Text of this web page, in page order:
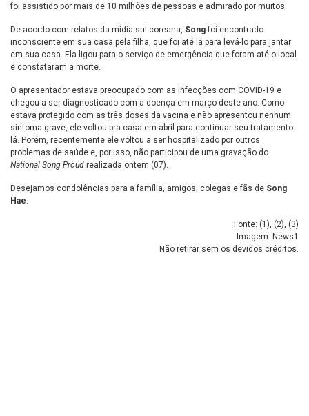
foi assistido por mais de 10 milhões de pessoas e admirado por muitos.
De acordo com relatos da mídia sul-coreana, Songfoi encontrado
inconsciente em sua casa pela filha, que foi até lá para levá-lo para jantar
em sua casa. Ela ligou para o serviço de emergência que foram até o local
e constataram a morte.
O apresentador estava preocupado com as infecções com COVID-19 e
chegou a ser diagnosticado com a doença em março deste ano. Como
estava protegido com as três doses da vacina e não apresentou nenhum
sintoma grave, ele voltou pra casa em abril para continuar seu tratamento
lá. Porém, recentemente ele voltou a ser hospitalizado por outros
problemas de saúde e, por isso, não participou de uma gravação do
National Song Proud realizada ontem (07).
Desejamos condolências para a família, amigos, colegas e fãs de Song
Hae.
Fonte: (1 ), (2), (3)
Imagem: News1
Não retirar sem os devidos créditos.